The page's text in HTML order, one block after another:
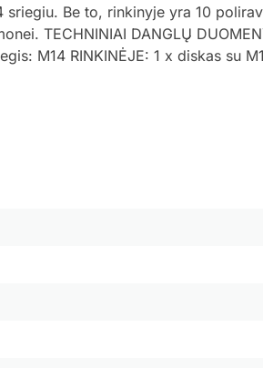
sriegiu. Be to, rinkinyje yra 10
TECHNINIAI DANGLŲ
M14 RINKINĖJE: 1 x diskas su